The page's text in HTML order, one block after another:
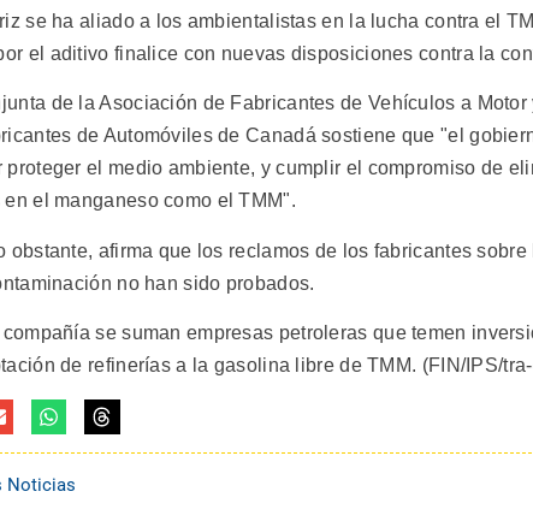
se ha aliado a los ambientalistas en la lucha contra el
el aditivo finalice con nuevas disposiciones contra la
de la Asociación de Fabricantes de Vehículos a Motor
de Automóviles de Canadá sostiene que "el
proteger el medio ambiente, y cumplir el compromiso de
el manganeso como el TMM".
obstante, afirma que los reclamos de los fabricantes sobre
no han sido probados.
se suman empresas petroleras que temen
de refinerías a la gasolina libre de TMM. (FIN/IPS/
Noticias